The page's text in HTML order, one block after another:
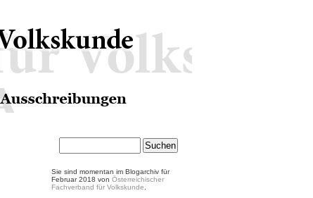
Sie sind momentan im Blogarchiv für
Februar 2018 von Österreichischer
Fachverband für Volkskunde